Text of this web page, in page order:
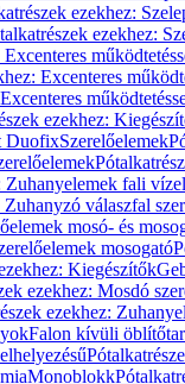
ezekhez:
ezekhez:
Excenteres
Excenteres
ezekhez:
DuofixSzerelőelemek
Zuhanyelemek fali
válaszfal
mosó- és
mosogató
Kiegészítők
ezekhez: Mosdó
ezekhez:
Falon kívüli
Monoblokk